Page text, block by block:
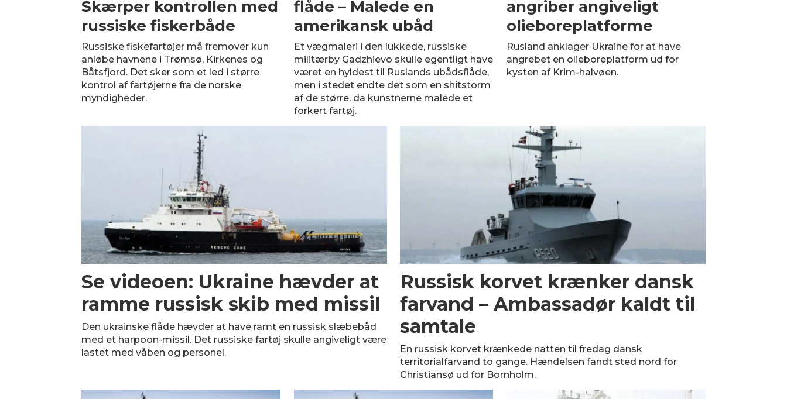
Skærper kontrollen med
russiske fiskerbåde
Russiske fiskefartøjer må fremover kun
anløbe havnene i Trømsø, Kirkenes og
Båtsfjord. Det sker som et led i større
kontrol af fartøjerne fra de norske
myndigheder.
flåde – Malede en
amerikansk ubåd
Et vægmaleri i den lukkede, russiske
militærby Gadzhievo skulle egentligt have
været en hyldest til Ruslands ubådsflåde,
men i stedet endte det som en shitstorm
af de større, da kunstnerne malede et
forkert fartøj.
angriber angiveligt
olieboreplatforme
Rusland anklager Ukraine for at have
angrebet en olieboreplatform ud for
kysten af Krim-halvøen.
Se videoen: Ukraine hævder at
ramme russisk skib med missil
Den ukrainske flåde hævder at have ramt en russisk slæbebåd
med et harpoon-missil. Det russiske fartøj skulle angiveligt være
lastet med våben og personel.
Russisk korvet krænker dansk
farvand – Ambassadør kaldt til
samtale
En russisk korvet krænkede natten til fredag dansk
territorialfarvand to gange. Hændelsen fandt sted nord for
Christiansø ud for Bornholm.